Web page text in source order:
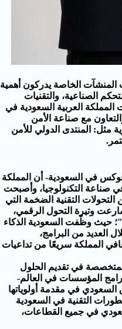
الخاصة يدركون أهمية
الصناعية، والتقنيات
المملكة العربية السعودية في
مع صناعة الأمن
مثل: المنتدى الدولي للأمن
في السعودية- أن المملكة
صناعة التكنولوجيا، وأصبحت
التحولات التقنية الضخمة التي
رؤية 2030، حيث تسارعت وتيرة التحول الرقمي،
وهو ما بدا جليًّا خلال جائحة “كوفيد-19″؛ حيث وظّفت السعودية الذكاء
العديد من البرامج،
المملكة سريعًا من تداعيات
في تقديم الحلول
المؤسسات في العالم-
السعودي في مقدمة أولوياتها
التقنية في السعودية
في جميع القطاعات،